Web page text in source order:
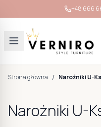
+48 666
Strona główna / Narożniki U-
Narożniki U-